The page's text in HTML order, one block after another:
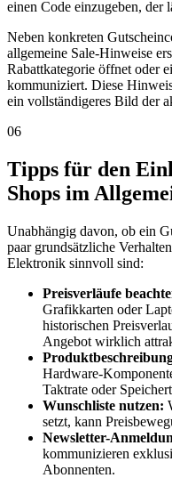
einen Code einzugeben, der
Neben konkreten
allgemeine Sale-Hinweise
Rabattkategorie öffnet oder
kommuniziert. Diese
ein vollständigeres Bild der
06
Tipps für den
Shops im
Unabhängig davon, ob ein
paar grundsätzliche
Elektronik sinnvoll sind:
Preisverläufe
Grafikkarten oder
historischen
Angebot wirklich
Hardware-
Taktrate oder
Wunschliste nutzen:
setzt, kann
Newsletter-
kommunizieren
Abonnenten.